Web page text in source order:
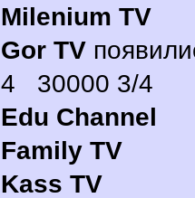
Milenium TV
Gor TV
4 30000 3/4
Edu Channel
Family TV
Kass TV